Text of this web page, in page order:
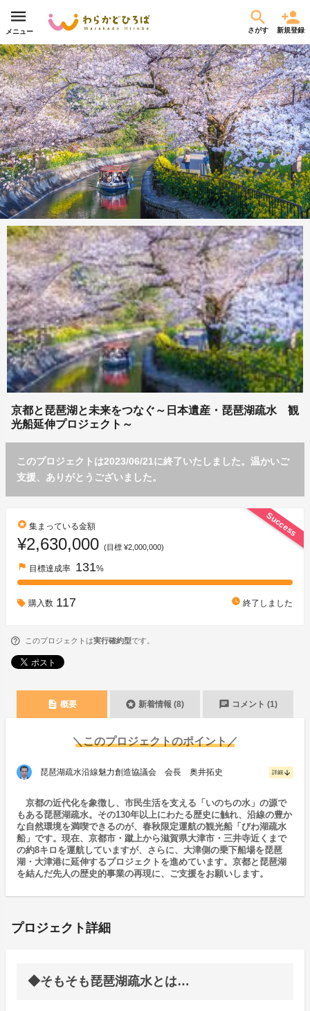
メニュー さがす 新規登録
京都と琵琶湖と未来をつなぐ～日本遺産・琵琶湖疏水 観
光船延伸プロジェクト～
このプロジェクトは2023/06/21に終了いたしました。温かいご
支援、ありがとうございました。
Success
stars 集まっている金額
¥2,630,000 (目標 ¥2,000,000)
flag 目標達成率 131%
購入数 117 watch_later 終了しました
このプロジェクトは実行確約型です。
description 概要 stars 新着情報 (8) chat コメント (1)
＼このプロジェクトのポイント／
琵琶湖疏水沿線魅力創造協議会 会長 奥井拓史 詳細 arrow_downward
京都の近代化を象徴し、市民生活を支える「いのちの水」の源で
もある琵琶湖疏水。その130年以上にわたる歴史に触れ、沿線の豊か
な自然環境を満喫できるのが、春秋限定運航の観光船「びわ湖疏水
船」です。現在、京都市・蹴上から滋賀県大津市・三井寺近くまで
の約8キロを運航していますが、さらに、大津側の乗下船場を琵琶
湖・大津港に延伸するプロジェクトを進めています。京都と琵琶湖
を結んだ先人の歴史的事業の再現に、ご支援をお願いします。
プロジェクト詳細
◆そもそも琵琶湖疏水とは…